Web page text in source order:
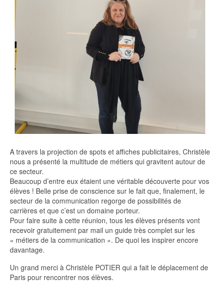
A travers la projection de spots et affiches publicitaires, Christèle
nous a présenté la multitude de métiers qui gravitent autour de
ce secteur.
Beaucoup d’entre eux étaient une véritable découverte pour vos
élèves ! Belle prise de conscience sur le fait que, finalement, le
secteur de la communication regorge de possibilités de
carrières et que c’est un domaine porteur.
Pour faire suite à cette réunion, tous les élèves présents vont
recevoir gratuitement par mail un guide très complet sur les
« métiers de la communication ». De quoi les inspirer encore
davantage.
Un grand merci à Christèle POTIER qui a fait le déplacement de
Paris pour rencontrer nos élèves.